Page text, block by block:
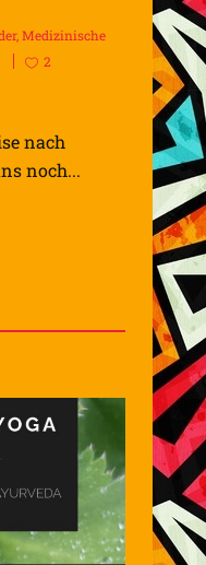
,Medizinische
2
nach
noch...